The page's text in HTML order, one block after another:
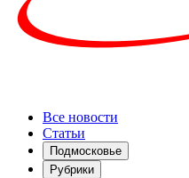
Все новости
Статьи
Подмосковье
Рубрики